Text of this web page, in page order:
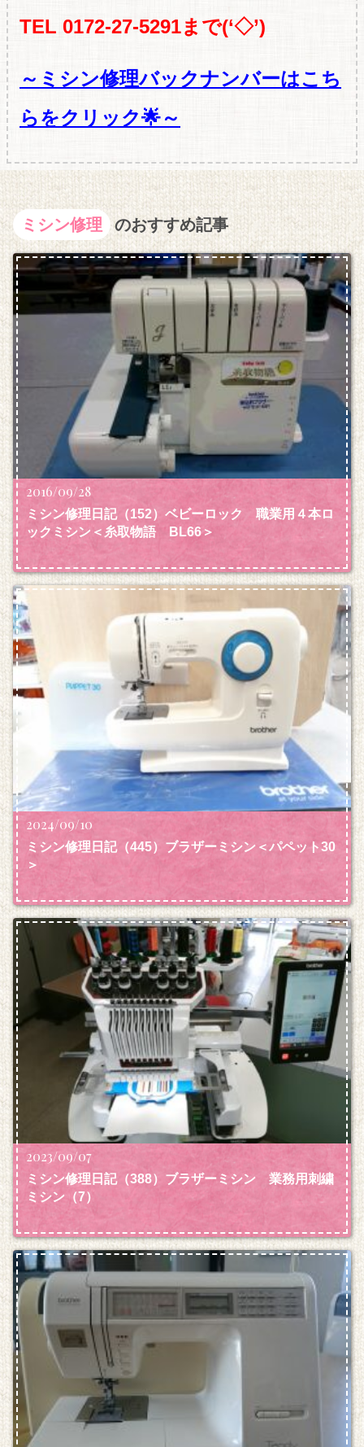
TEL 0172-27-5291まで(‘◇’)ゞ
～ミシン修理バックナンバーはこち
らをクリック🌟～
ミシン修理 のおすすめ記事
2016/09/28
ミシン修理日記（152）ベビーロック 職業用４本ロ
ックミシン＜糸取物語 BL66＞
2024/09/10
ミシン修理日記（445）ブラザーミシン＜パペット30
＞
2023/09/07
ミシン修理日記（388）ブラザーミシン 業務用刺繍
ミシン （7）